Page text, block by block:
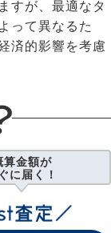
すが、最適なタ
って異なるた
済的影響を考慮
算金額が
に届く！